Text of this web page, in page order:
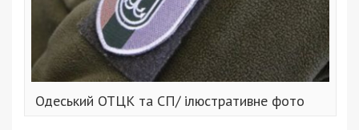
Одеський ОТЦК та СП/ ілюстративне фото